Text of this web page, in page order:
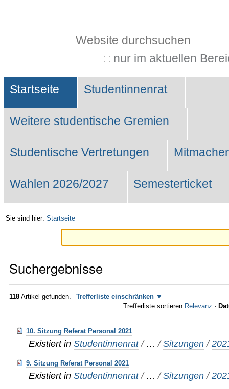
Website durchsuchen
nur im aktuellen
Suche…
Sektionen
Startseite Studentinnenrat
Weitere studentische Gremien
Studentische Vertretungen
Wahlen 2026/2027 Semesterticket
Sie sind hier: Startseite
Suchergebnisse
118 Artikel gefunden.
Trefferliste einschränken
Trefferliste sortieren Relevanz ·
10. Sitzung Referat Personal 2021
Existiert in Studentinnenrat / …/Sitzungen /
9. Sitzung Referat Personal 2021
Existiert in Studentinnenrat / …/Sitzungen /